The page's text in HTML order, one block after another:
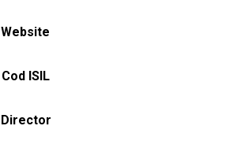
Website
Cod ISIL
Director